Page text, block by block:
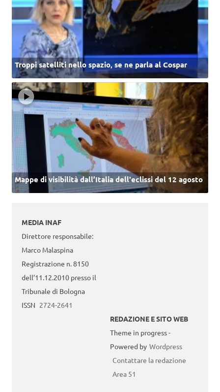
Troppi satelliti nello spazio, se ne parla al Cospar
Mappe di visibilità dall’Italia dell'eclissi del 12 agosto
MEDIA INAF
Direttore responsabile:
Marco Malaspina
Registrazione n. 8150
dell’11.12.2010 presso il
Tribunale di Bologna
ISSN 2724-2641
REDAZIONE E SITO WEB
Theme in progress -
Powered by Wordpress
Contattare la redazione
Area 51